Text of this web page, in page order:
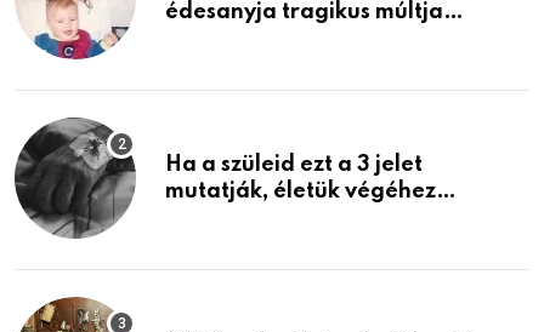
édesanyja tragikus múltja
Ha a szüleid ezt a 3 jelet
mutatják, életük végéhez